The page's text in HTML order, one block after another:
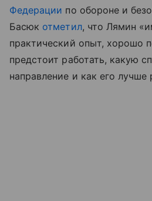
Федерации по обороне и
Басюк отметил, что Лямин
практический опыт, хорошо
предстоит работать, какую
направление и как его лучше